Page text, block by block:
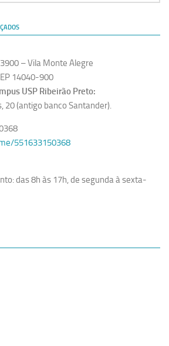
– Vila Monte Alegre
14040-900
USP Ribeirão Preto:
20 (antigo banco Santander).
551633150368
das 8h às 17h, de segunda à sexta-